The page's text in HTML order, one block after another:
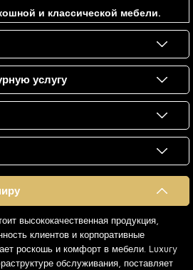
и классической мебели.
услугу
высококачественная продукция,
клиентов и корпоративные
роскошь и комфорт в мебели. Luxury
обслуживания, поставляет